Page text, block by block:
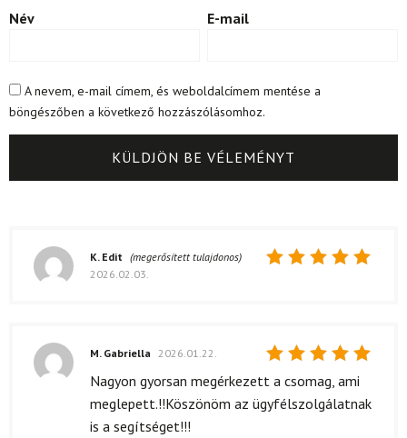
Név E-mail
A nevem, e-mail címem, és weboldalcímem mentése a
böngészőben a következő hozzászólásomhoz.
K. Edit (megerősített tulajdonos)
2026.02.03.
Értékelés:
M. Gabriella 2026.01.22.
Nagyon gyorsan megérkezett a csomag, ami
meglepett.!!Köszönöm az ügyfélszolgálatnak
is a segítséget!!!